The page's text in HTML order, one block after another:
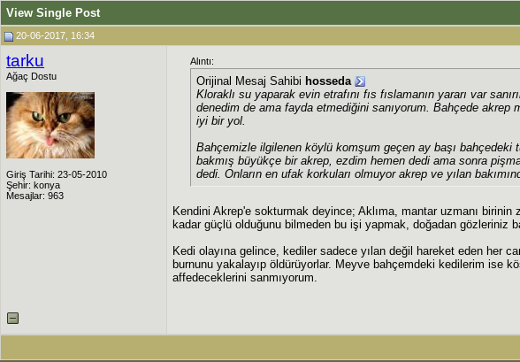
View Single Post
20-06-2017, 16:34
tarku
Ağaç Dostu
Giriş Tarihi: 23-05-2010
Şehir: konya
Mesajlar: 963
Alıntı:
Orijinal Mesaj Sahibi hosseda
Kloraklı su yaparak evin etrafını fıs fıslamanın yararı var
denedim de ama fayda etmediğini sanıyorum. Bahçede
iyi bir yol.
Bahçemizle ilgilenen köylü komşum geçen ay başı bahçedeki
bakmış büyükçe bir akrep, ezdim hemen dedi ama sonra
dedi. Onların en ufak korkuları olmuyor akrep ve yılan
Kendini Akrep'e sokturmak deyince; Aklıma, mantar uzmanı
kadar güçlü olduğunu bilmeden bu işi yapmak, doğadan gözleriniz
Kedi olayına gelince, kediler sadece yılan değil hareket eden her
burnunu yakalayıp öldürüyorlar. Meyve bahçemdeki kedilerim ise
affedeceklerini sanmıyorum.